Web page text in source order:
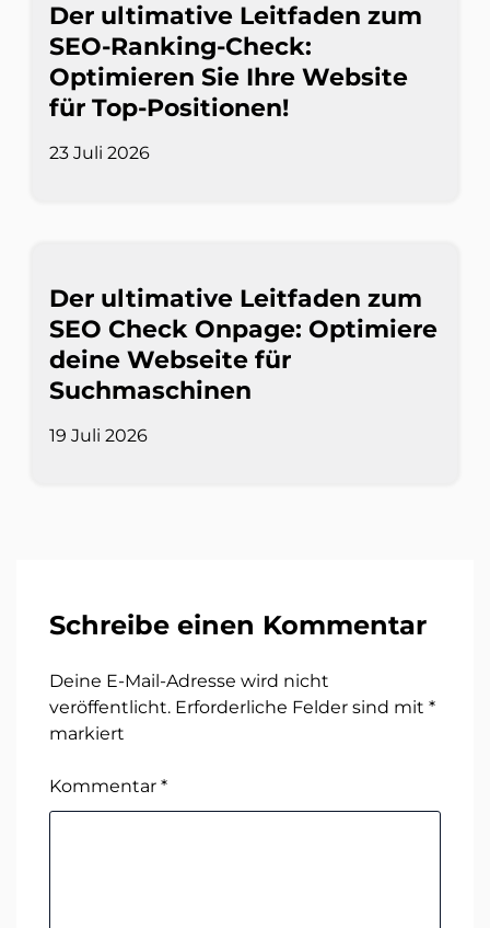
Der ultimative Leitfaden zum
SEO-Ranking-Check:
Optimieren Sie Ihre Website
für Top-Positionen!
23 Juli 2026
Der ultimative Leitfaden zum
SEO Check Onpage: Optimiere
deine Webseite für
Suchmaschinen
19 Juli 2026
Schreibe einen Kommentar
Deine E-Mail-Adresse wird nicht
veröffentlicht. Erforderliche Felder sind mit *
markiert
Kommentar *